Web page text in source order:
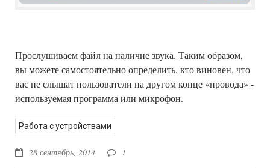
Прослушиваем файл на наличие звука. Таким образом,
вы можете самостоятельно определить, кто виновен, что
вас не слышат пользователи на другом конце «провода» -
используемая программа или микрофон.
Работа с устройствами
28 сентябрь, 2014 1